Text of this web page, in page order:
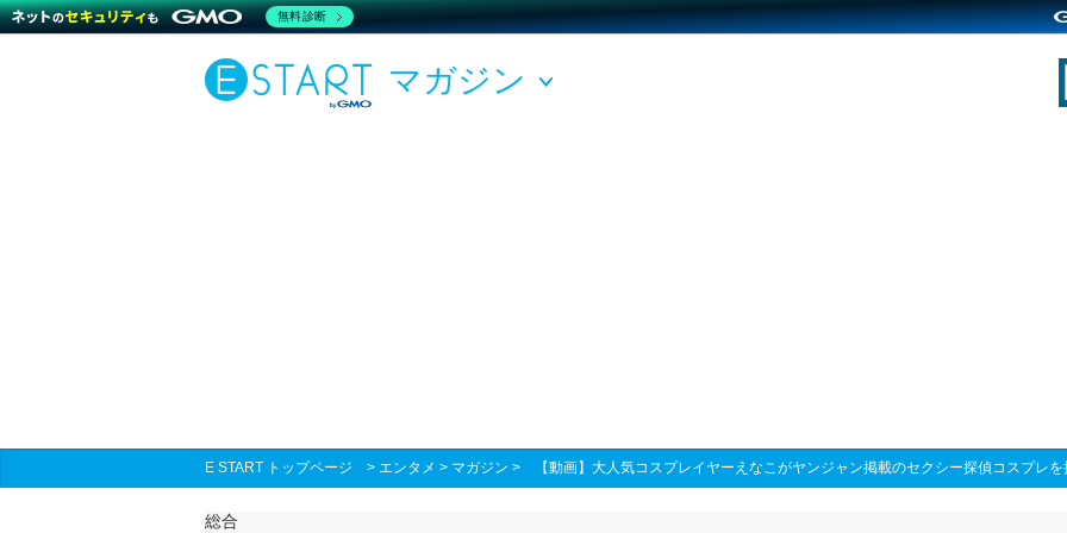
マガジン
E START トップページ > エンタメ > マガジン > 【動画】大人気コスプレイヤーえなこがヤンジャン掲載のセクシー探偵コスプレ
総合
無料診断